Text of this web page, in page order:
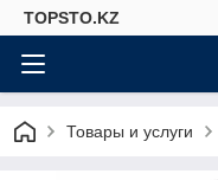
TOPSTO.KZ
Товары и услуги